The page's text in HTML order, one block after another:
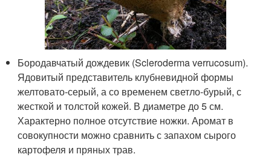
Бородавчатый дождевик (Scleroderma verrucosum).
Ядовитый представитель клубневидной формы
желтовато-серый, а со временем светло-бурый, с
жесткой и толстой кожей. В диаметре до 5 см.
Характерно полное отсутствие ножки. Аромат в
совокупности можно сравнить с запахом сырого
картофеля и пряных трав.